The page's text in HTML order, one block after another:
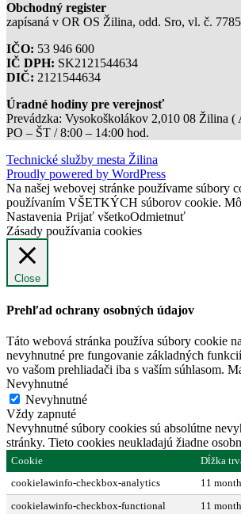
Obchodný register
zapísaná v OR OS Žilina, odd. Sro, vl. č.
IČO: 53 946 600
IČ DPH: SK2121544634
DIČ: 2121544634
Úradné hodiny pre verejnosť
Prevádzka: Vysokoškolákov 2,010 08 Žilina
PO – ŠT / 8:00 – 14:00 hod.
Technické služby mesta Žilina
Proudly powered by WordPress
Na našej webovej stránke používame súbory
používaním VŠETKÝCH súborov cookie.
Nastavenia Prijať všetkoOdmietnuť
Zásady používania cookies
Close
Prehľad ochrany osobných údajov
Táto webová stránka používa súbory cookie
nevyhnutné pre fungovanie základných
vo vašom prehliadači iba s vaším súhlasom.
Nevyhnutné
Nevyhnutné
Vždy zapnuté
Nevyhnutné súbory cookies sú absolútne
stránky. Tieto cookies neukladajú žiadne
Cookie Dĺžka
cookielawinfo-checkbox-analytics
11
cookielawinfo-checkbox-functional
11